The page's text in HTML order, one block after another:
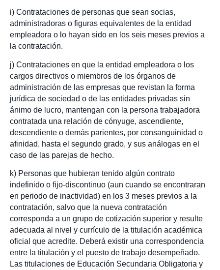
i) Contrataciones de personas que sean socias,
administradoras o figuras equivalentes de la entidad
empleadora o lo hayan sido en los seis meses previos a
la contratación.
j) Contrataciones en que la entidad empleadora o los
cargos directivos o miembros de los órganos de
administración de las empresas que revistan la forma
jurídica de sociedad o de las entidades privadas sin
ánimo de lucro, mantengan con la persona trabajadora
contratada una relación de cónyuge, ascendiente,
descendiente o demás parientes, por consanguinidad o
afinidad, hasta el segundo grado, y sus análogas en el
caso de las parejas de hecho.
k) Personas que hubieran tenido algún contrato
indefinido o fijo-discontinuo (aun cuando se encontraran
en periodo de inactividad) en los 3 meses previos a la
contratación, salvo que la nueva contratación
corresponda a un grupo de cotización superior y resulte
adecuada al nivel y currículo de la titulación académica
oficial que acredite. Deberá existir una correspondencia
entre la titulación y el puesto de trabajo desempeñado.
Las titulaciones de Educación Secundaria Obligatoria y